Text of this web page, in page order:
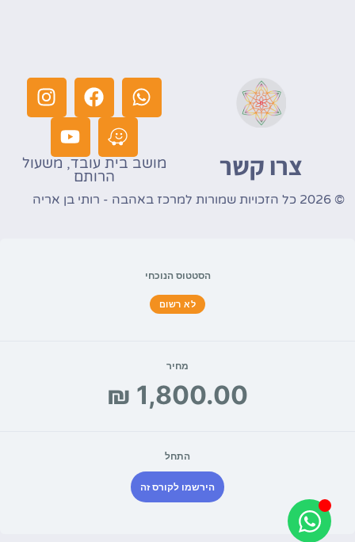
צרו קשר
מושב בית עובד, משעול
הרותם
© 2026 כל הזכויות שמורות למרכז באהבה - רותי בן אריה
הסטטוס הנוכחי
לא רשום
מחיר
התחל
הירשמו לקורס זה